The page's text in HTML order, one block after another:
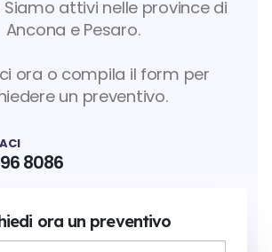
Siamo attivi nelle province di
Ancona e Pesaro.
ora o compila il form per
un preventivo.
8086
ora un preventivo